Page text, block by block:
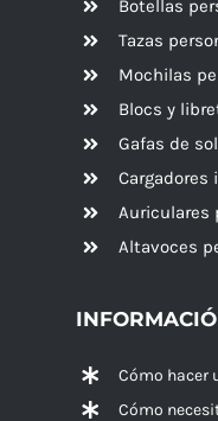
Botellas
Tazas
Mochilas
Blocs y
Gafas de
Cargadores
Auriculares
Altavoces
Cómo hacer
Cómo